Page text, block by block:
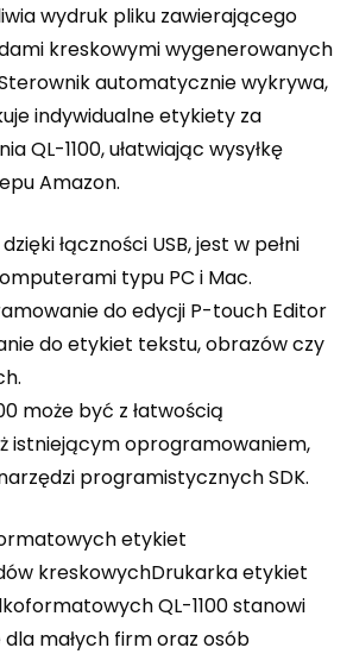
wydruk pliku zawierającego
kreskowymi wygenerowanych
automatycznie wykrywa,
indywidualne etykiety za
QL-1100, ułatwiając wysyłkę
Amazon.
łączności USB, jest w pełni
typu PC i Mac.
do edycji P-touch Editor
do etykiet tekstu, obrazów czy
może być z łatwością
istniejącym oprogramowaniem,
programistycznych SDK.
etykiet
kreskowychDrukarka etykiet
QL-1100 stanowi
małych firm oraz osób